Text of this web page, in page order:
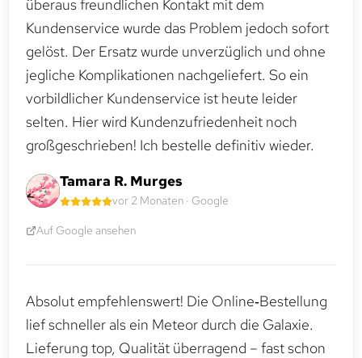
überaus freundlichen Kontakt mit dem
Kundenservice wurde das Problem jedoch sofort
gelöst. Der Ersatz wurde unverzüglich und ohne
jegliche Komplikationen nachgeliefert. So ein
vorbildlicher Kundenservice ist heute leider
selten. Hier wird Kundenzufriedenheit noch
großgeschrieben! Ich bestelle definitiv wieder.
Tamara R. Murges
vor 2 Monaten · Google
Auf Google ansehen
Absolut empfehlenswert! Die Online‑Bestellung
lief schneller als ein Meteor durch die Galaxie.
Lieferung top, Qualität überragend – fast schon